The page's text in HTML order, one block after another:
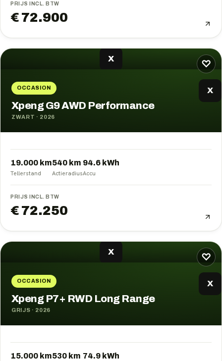
PRIJS INCL. BTW
€ 72.900
♡
X
OCCASION X
Xpeng G9 AWD Performance
ZWART · 2026
19.000 km
Tellerstand
540 km
Actieradius
94.6 kWh
Accu
PRIJS INCL. BTW
€ 72.250
♡
X
OCCASION X
Xpeng P7+ RWD Long Range
GRIJS · 2026
15.000 km530 km 74.9 kWh